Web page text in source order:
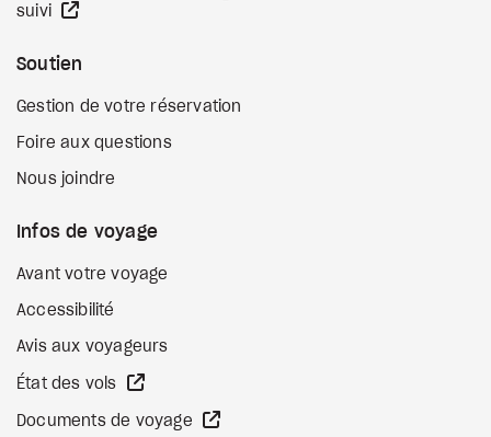
suivi
Soutien
Gestion de votre réservation
Foire aux questions
Nous joindre
Infos de voyage
Avant votre voyage
Accessibilité
Avis aux voyageurs
État des vols
Documents de voyage